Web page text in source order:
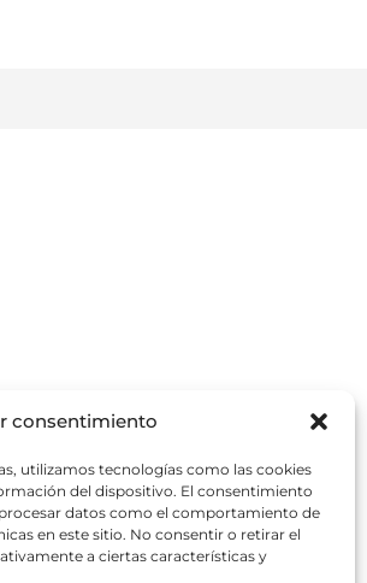
consentimiento
utilizamos tecnologías como las cookies
del dispositivo. El consentimiento
datos como el comportamiento de
en este sitio. No consentir o retirar el
a ciertas características y